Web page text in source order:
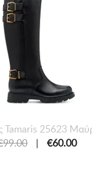
Tamaris 25623
| €60.00